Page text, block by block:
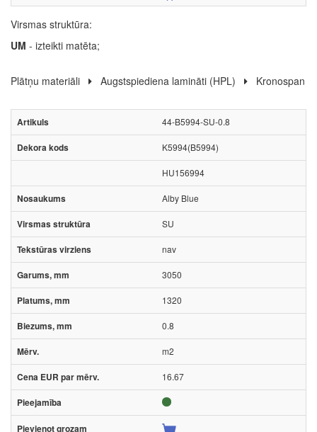
Virsmas struktūra:
UM - izteikti matēta;
Plātņu materiāli Augstspiediena lamināti (HPL) Kronospan
44-B5994-SU-0.8
K5994(B5994)
HU156994
Alby Blue
SU
nav
3050
1320
0.8
m2
16.67